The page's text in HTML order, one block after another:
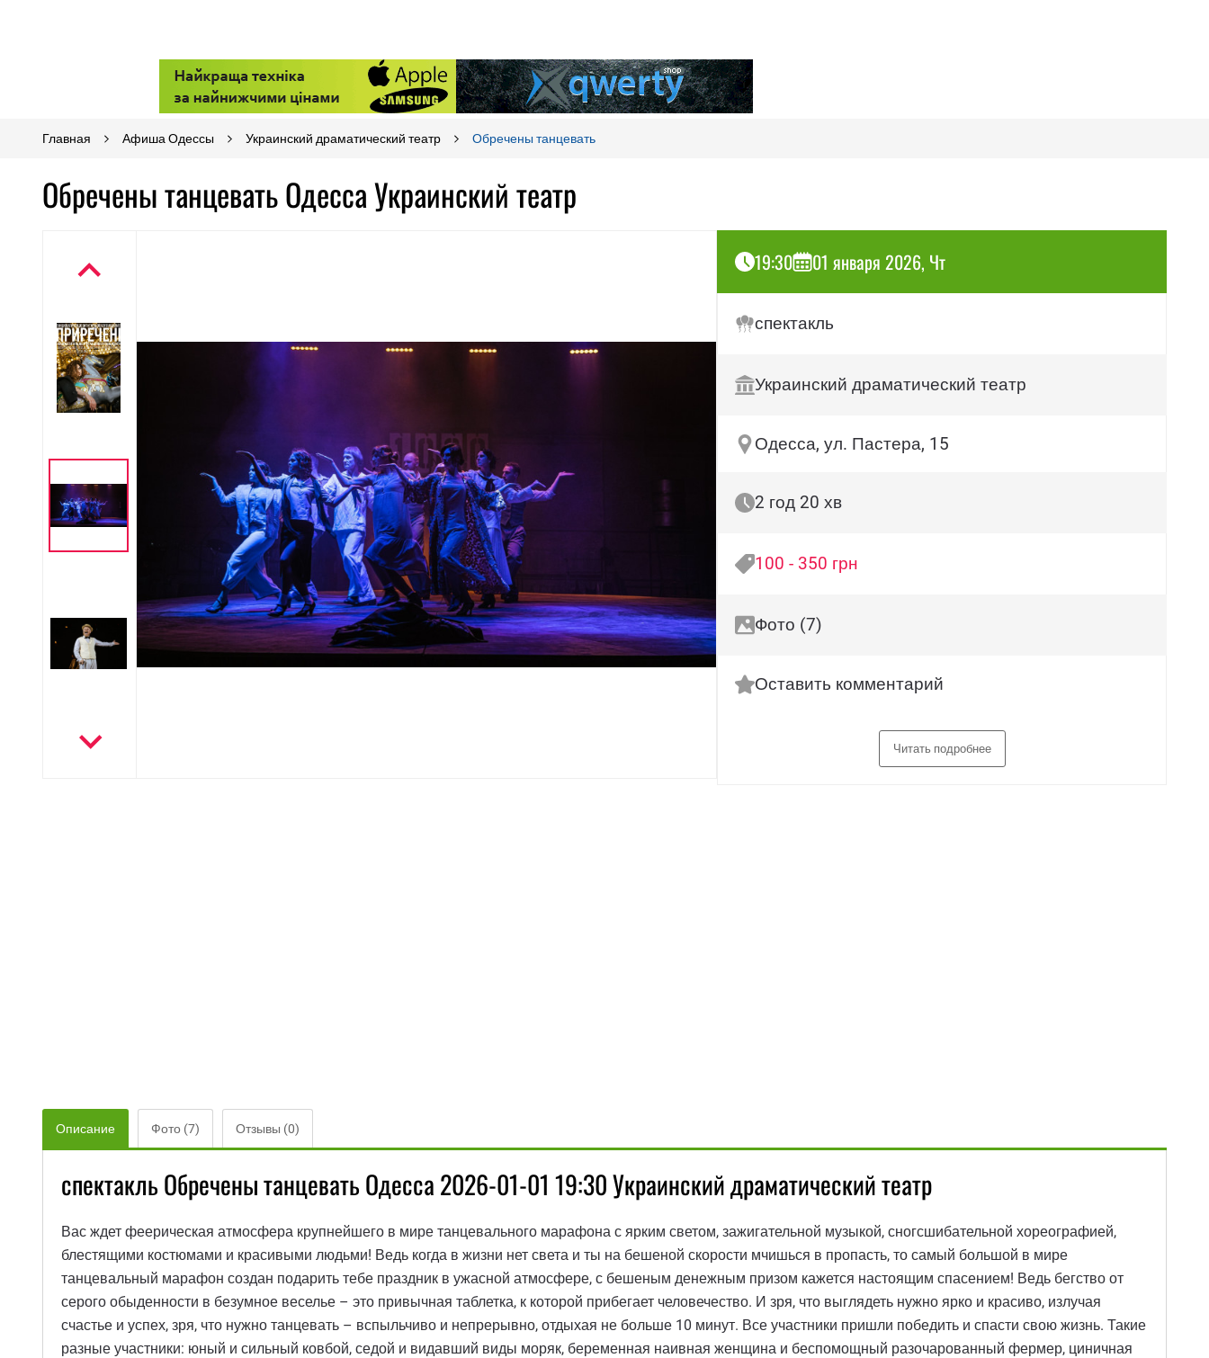
Главная Афиша Одессы Украинский драматический театр Обречены танцевать
Обречены танцевать Одесса Украинский театр
19:30 01 января 2026, Чт
спектакль
Украинский драматический театр
Одесса, ул. Пастера, 15
2 год 20 хв
100 - 350 грн
Фото (7)
Оставить комментарий
Читать подробнее
Описание Фото (7) Отзывы (0)
спектакль Обречены танцевать Одесса 2026-01-01 19:30 Украинский драматический театр
Вас ждет феерическая атмосфера крупнейшего в мире танцевального марафона с ярким светом, зажигательной музыкой, сногсшибательной хореографией,
блестящими костюмами и красивыми людьми! Ведь когда в жизни нет света и ты на бешеной скорости мчишься в пропасть, то самый большой в мире
танцевальный марафон создан подарить тебе праздник в ужасной атмосфере, с бешеным денежным призом кажется настоящим спасением! Ведь бегство от
серого обыденности в безумное веселье – это привычная таблетка, к которой прибегает человечество. И зря, что выглядеть нужно ярко и красиво, излучая
счастье и успех, зря, что нужно танцевать – вспыльчиво и непрерывно, отдыхая не больше 10 минут. Все участники пришли победить и спасти свою жизнь. Такие
разные участники: юный и сильный ковбой, седой и видавший виды моряк, беременная наивная женщина и беспомощный разочарованный фермер, циничная